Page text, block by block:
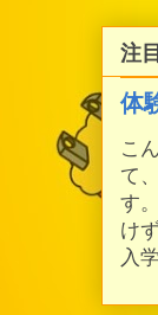
注
体
こ
て
す
け
入